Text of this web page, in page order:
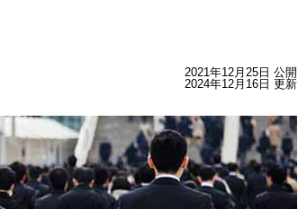
2021年12月25日 公開
2024年12月16日 更新